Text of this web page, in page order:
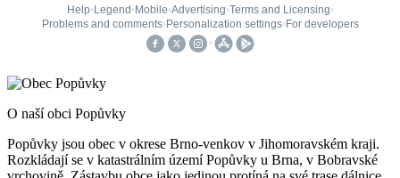
O naší obci Popůvky
Popůvky jsou obec v okrese Brno-venkov v Jihomoravském kraji.
Rozkládají se v katastrálním území Popůvky u Brna, v Bobravské